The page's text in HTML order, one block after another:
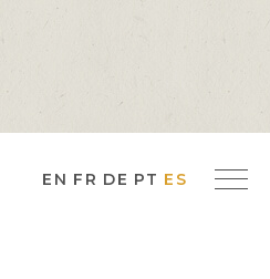
EN FR DE PT ES